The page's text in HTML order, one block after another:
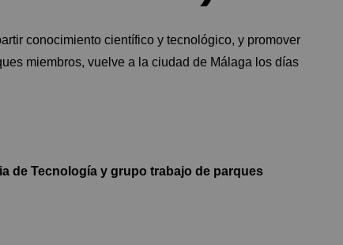
conocimiento científico y tecnológico, y promover
miembros, vuelve a la ciudad de Málaga los días
de Tecnología y grupo trabajo de parques